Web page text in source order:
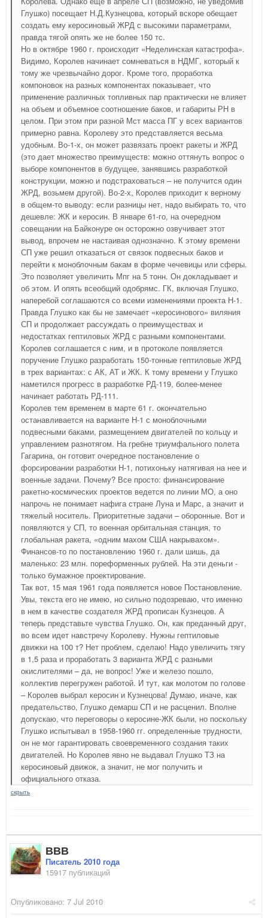
Глушко) посещает Н.Д.Кузнецова, который вскоре обещает
создать ему керосиновый ЖРД с высокими параметрами,
правда тягой опять же не более 150 тс.
Но в октябре 1960 г. происходит «Неделинская катастрофа».
Видимо, Королев начинает сомневаться в НДМГ, который к
тому же чрезвычайно дорог. Кроме того, проработка
компоновок на разных компонентах показывает, что
применение различных топливных пар практически не влияет
на объем и объемное соотношение баков, и габариты РН в
целом. При этом при разной Мст масса ПГ у всех вариантов
примерно равна. Королеву это представляется весьма
удобным. Во-1-х, он может развязать проект ракеты и ЖРД
(это дает множество преимуществ: можно оттянуть вопрос о
выборе компонентов в будущее, занявшись разработкой
конструкции, можно и подстраховаться – не получится один
ЖРД, возьмем другой). Во-2-х, Королев приходит к верному
в общем-то выводу: если разницы нет, надо выбирать то, что
дешевле: ЖК и керосин. В январе 61-го, на очередном
совещании на Байконуре он осторожно озвучивает этот
вывод, впрочем не настаивая однозначно. К этому времени
СП уже решил отказаться от связок подвесных баков и
перейти к моноблочным бакам в форме чечевицы или сферы.
Это позволяет увеличить Мпг на 5 тонн. Он докладывает и
об этом. И опять всеобщий одобрямс. ГК, включая Глушко,
наперебой соглашаются со всеми изменениями проекта Н-1.
Правда Глушко как бы не замечает «керосинового» виляния
СП и продолжает рассуждать о преимуществах и
недостатках гептиловых ЖРД с разными компонентами.
Королев соглашается с ним, и в протоколе появляется
поручение Глушко разработать 150-тонные гептиловые ЖРД
в трех вариантах: с АК, АТ и ЖК. К тому времени у Глушко
наметился прогресс в разработке РД-119, более-менее
начинает работать РД-111.
Королев тем временем в марте 61 г. окончательно
останавливается на варианте Н-1 с моноблочными
подвесными баками, размещением двигателей по кольцу и
управлением разнотягом. На гребне триумфального полета
Гагарина, он готовит очередное постановление о
форсировании разработки Н-1, потихоньку натягивая на нее и
военные задачи. Почему? Все просто: финансирование
ракетно-космических проектов ведется по линии МО, а оно
напрочь не понимает нафига стране Луна и Марс, а значит и
тяжелый носитель. Приоритетные задачи – оборонные. Вот и
появляются у СП, то военная орбитальная станция, то
глобальная ракета, «одним махом США накрывахом».
Финансов-то по постановлению 1960 г. дали шишь, да
маленько: 23 млн. пореформенных рублей. На эти деньги -
только бумажное проектирование.
Так вот, 15 мая 1961 года появляется новое Постановление.
Увы, текста его не имею, но сильно подозреваю, что именно
в нем в качестве создателя ЖРД прописан Кузнецов. А
теперь представьте чувства Глушко. Он, как преданный друг,
во всем идет навстречу Королеву. Нужны гептиловые
движки на 100 т? Нет проблем, сделаю! Надо увеличить тягу
в 1,5 раза и проработать 3 варианта ЖРД с разными
окислителями – да, не вопрос! Уже и железо пошло,
коллектив перегружен работой. И тут, как молотом по голове
– Королев выбрал керосин и Кузнецова! Думаю, иначе, как
предательство, Глушко демарш СП и не расценил. Вполне
допускаю, что переговоры о керосине-ЖК были, но поскольку
Глушко испытывал в 1958-1960 гг. определенные трудности,
он не мог гарантировать своевременного создания таких
двигателей. Но Королев явно не выдавал Глушко ТЗ на
керосиновый движок, а значит, не мог получить и
официального отказа.
скрыть
ВВВ
Писатель 2010 года
15917 публикаций
Опубликовано: 7 Jul 2010